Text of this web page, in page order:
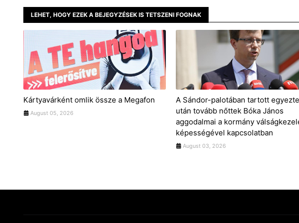
LEHET, HOGY EZEK A BEJEGYZÉSEK IS TETSZENI FOGNAK
Kártyavárként omlik össze a Megafon
August 05, 2026
A Sándor-palotában tartott
után tovább nőttek Bóka János
aggodalmai a kormány
képességével kapcsolatban
August 03, 2026